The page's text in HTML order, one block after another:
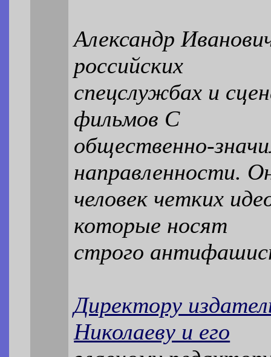
Александр
российских
спецслужбах и
фильмов С
общественно-
направленности.
человек четких
которые носят
строго
Директору
Николаеву и его